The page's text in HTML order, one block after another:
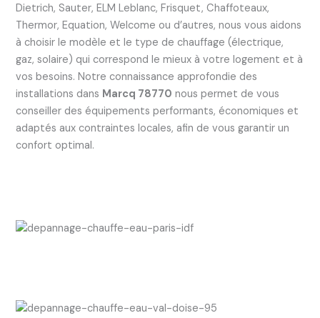
Dietrich, Sauter, ELM Leblanc, Frisquet, Chaffoteaux,
Thermor, Equation, Welcome ou d’autres, nous vous aidons
à choisir le modèle et le type de chauffage (électrique,
gaz, solaire) qui correspond le mieux à votre logement et à
vos besoins. Notre connaissance approfondie des
installations dans Marcq 78770 nous permet de vous
conseiller des équipements performants, économiques et
adaptés aux contraintes locales, afin de vous garantir un
confort optimal.